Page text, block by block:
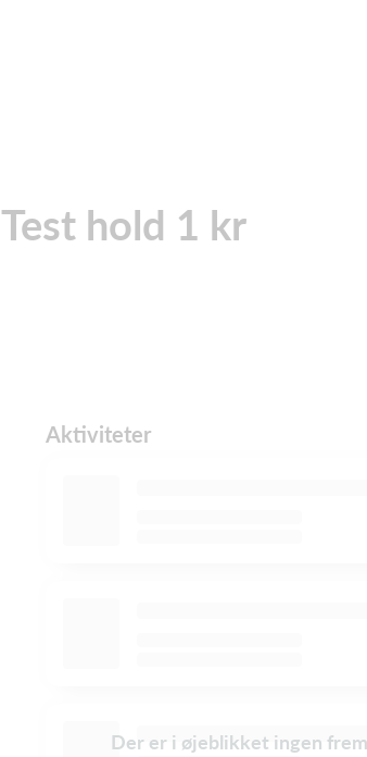
Test hold 1 kr
Aktiviteter
Der er i øjeblikket ingen